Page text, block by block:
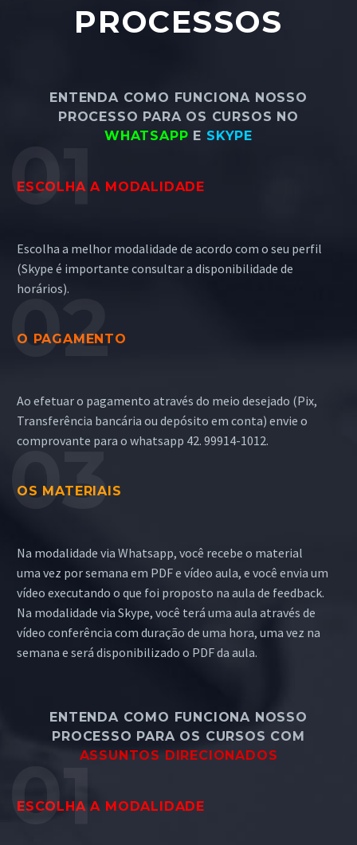
PROCESSOS
ENTENDA COMO FUNCIONA NOSSO
PROCESSO PARA OS CURSOS NO
WHATSAPP E SKYPE
ESCOLHA A MODALIDADE
Escolha a melhor modalidade de acordo com o seu perfil
(Skype é importante consultar a disponibilidade de
horários).
O PAGAMENTO
Ao efetuar o pagamento através do meio desejado (Pix,
Transferência bancária ou depósito em conta) envie o
comprovante para o whatsapp 42. 99914-1012.
OS MATERIAIS
Na modalidade via Whatsapp, você recebe o material
uma vez por semana em PDF e vídeo aula, e você envia um
vídeo executando o que foi proposto na aula de feedback.
Na modalidade via Skype, você terá uma aula através de
vídeo conferência com duração de uma hora, uma vez na
semana e será disponibilizado o PDF da aula.
ENTENDA COMO FUNCIONA NOSSO
PROCESSO PARA OS CURSOS COM
ASSUNTOS DIRECIONADOS
ESCOLHA A MODALIDADE